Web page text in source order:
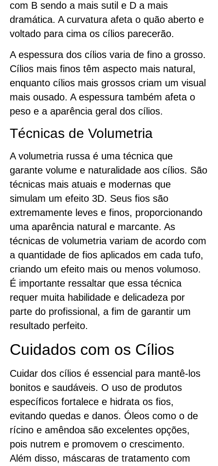
com B sendo a mais sutil e D a mais
dramática. A curvatura afeta o quão aberto e
voltado para cima os cílios parecerão.
A espessura dos cílios varia de fino a grosso.
Cílios mais finos têm aspecto mais natural,
enquanto cílios mais grossos criam um visual
mais ousado. A espessura também afeta o
peso e a aparência geral dos cílios.
Técnicas de Volumetria
A volumetria russa é uma técnica que
garante volume e naturalidade aos cílios. São
técnicas mais atuais e modernas que
simulam um efeito 3D. Seus fios são
extremamente leves e finos, proporcionando
uma aparência natural e marcante. As
técnicas de volumetria variam de acordo com
a quantidade de fios aplicados em cada tufo,
criando um efeito mais ou menos volumoso.
É importante ressaltar que essa técnica
requer muita habilidade e delicadeza por
parte do profissional, a fim de garantir um
resultado perfeito.
Cuidados com os Cílios
Cuidar dos cílios é essencial para mantê-los
bonitos e saudáveis. O uso de produtos
específicos fortalece e hidrata os fios,
evitando quedas e danos. Óleos como o de
rícino e amêndoa são excelentes opções,
pois nutrem e promovem o crescimento.
Além disso, máscaras de tratamento com